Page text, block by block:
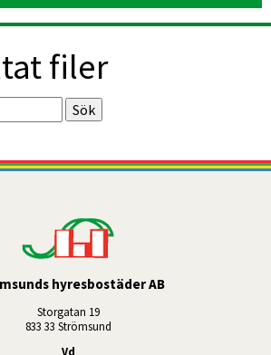
filer
under sökrutan
hyresbostäder AB
Storgatan 19
833 33 Strömsund
Vd